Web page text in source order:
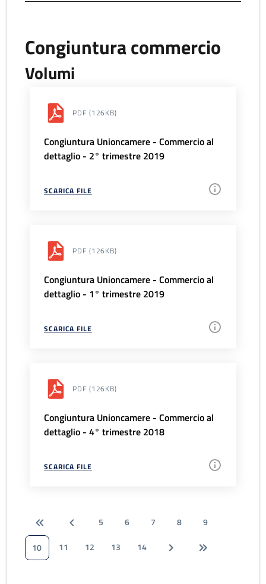
Congiuntura commercio
Volumi
PDF (126KB)
Congiuntura Unioncamere - Commercio al
dettaglio - 2° trimestre 2019
SCARICA FILE
PDF (126KB)
Congiuntura Unioncamere - Commercio al
dettaglio - 1° trimestre 2019
SCARICA FILE
PDF (126KB)
Congiuntura Unioncamere - Commercio al
dettaglio - 4° trimestre 2018
SCARICA FILE
5 6 7 8
9
10
11 12 13 14